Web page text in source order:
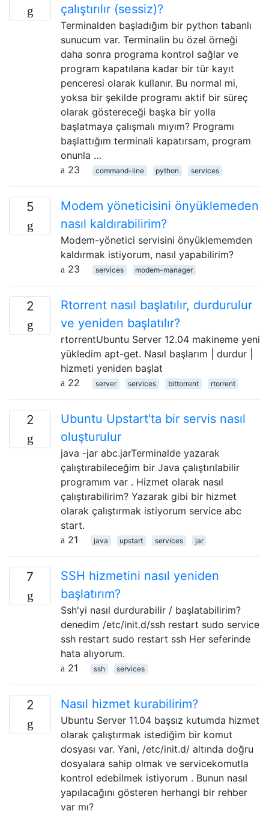
çalıştırılır (sessiz)?
Terminalden başladığım bir python tabanlı
sunucum var. Terminalin bu özel örneği
daha sonra programa kontrol sağlar ve
program kapatılana kadar bir tür kayıt
penceresi olarak kullanır. Bu normal mi,
yoksa bir şekilde programı aktif bir süreç
olarak göstereceği başka bir yolla
başlatmaya çalışmalı mıyım? Programı
başlattığım terminali kapatırsam, program
onunla …
23
command-line python services
5
Modem yöneticisini önyüklemeden
nasıl kaldırabilirim?
Modem-yönetici servisini önyüklememden
kaldırmak istiyorum, nasıl yapabilirim?
23
services modem-manager
2
Rtorrent nasıl başlatılır, durdurulur
ve yeniden başlatılır?
rtorrentUbuntu Server 12.04 makineme yeni
yükledim apt-get. Nasıl başlarım | durdur |
hizmeti yeniden başlat
22
server services bittorrent rtorrent
2
Ubuntu Upstart'ta bir servis nasıl
oluşturulur
java -jar abc.jarTerminalde yazarak
çalıştırabileceğim bir Java çalıştırılabilir
programım var . Hizmet olarak nasıl
çalıştırabilirim? Yazarak gibi bir hizmet
olarak çalıştırmak istiyorum service abc
start.
21
java upstart services jar
7
SSH hizmetini nasıl yeniden
başlatırım?
Ssh'yi nasıl durdurabilir / başlatabilirim?
denedim /etc/init.d/ssh restart sudo service
ssh restart sudo restart ssh Her seferinde
hata alıyorum.
21
ssh services
2 Nasıl hizmet kurabilirim?
Ubuntu Server 11.04 başsız kutumda hizmet
olarak çalıştırmak istediğim bir komut
dosyası var. Yani, /etc/init.d/ altında doğru
dosyalara sahip olmak ve servicekomutla
kontrol edebilmek istiyorum . Bunun nasıl
yapılacağını gösteren herhangi bir rehber
var mı?